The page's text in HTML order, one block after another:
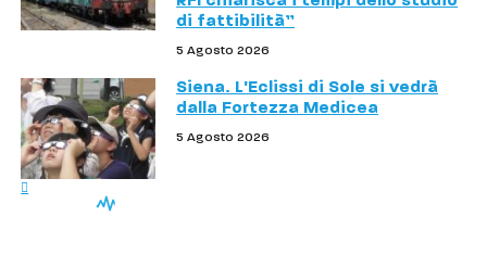
di fattibilità”
5 Agosto 2026
Siena. L'Eclissi di Sole si vedrà
dalla Fortezza Medicea
5 Agosto 2026